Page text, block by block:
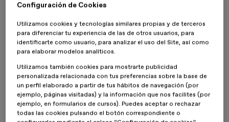
24 Julio 2017Eñaut Aiartzaguena
Nuestro alumno delMáster en Diseño Editorial y Publicaciones
Digitales,Eñaut Aiartzaguena, nos da su opinión sobre su
experiencia enESDESIGN.
¿Qué es lo que te ha hecho sentir mejor en este centro o qué
es lo que más te ha gustado de esta experiencia?
Configuración de Cookies
Utilizamos cookies y tecnologías similares propias y de terceros
para diferenciar tu experiencia de las de otros usuarios, para
identificarte como usuario, para analizar el uso del Site, así como
para elaborar modelos analíticos.
Utilizamos también cookies para mostrarte publicidad
personalizada relacionada con tus preferencias sobre la base de
un perfil elaborado a partir de tus hábitos de navegación (por
ejemplo, páginas visitadas) y la información que nos facilites (por
ejemplo, en formularios de cursos). Puedes aceptar o rechazar
todas las cookies pulsando el botón correspondiente o